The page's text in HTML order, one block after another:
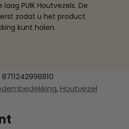
PUIK Houtvezels. De
zodat u het product
kunt halen.
8711242998810
, Houtvezel